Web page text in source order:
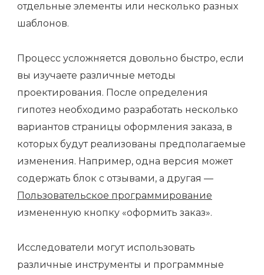
отдельные элементы или несколько разных
шаблонов.
Процесс усложняется довольно быстро, если
вы изучаете различные методы
проектирования. После определения
гипотез необходимо разработать несколько
вариантов страницы оформления заказа, в
которых будут реализованы предполагаемые
изменения. Например, одна версия может
содержать блок с отзывами, а другая —
Пользовательское программирование
измененную кнопку «оформить заказ».
Исследователи могут использовать
различные инструменты и программные